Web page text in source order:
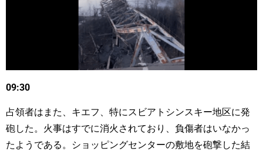
09:30
占領者はまた、キエフ、特にスビアトシンスキー地区に発
砲した。火事はすでに消火されており、負傷者はいなかっ
たようである。ショッピングセンターの敷地を砲撃した結